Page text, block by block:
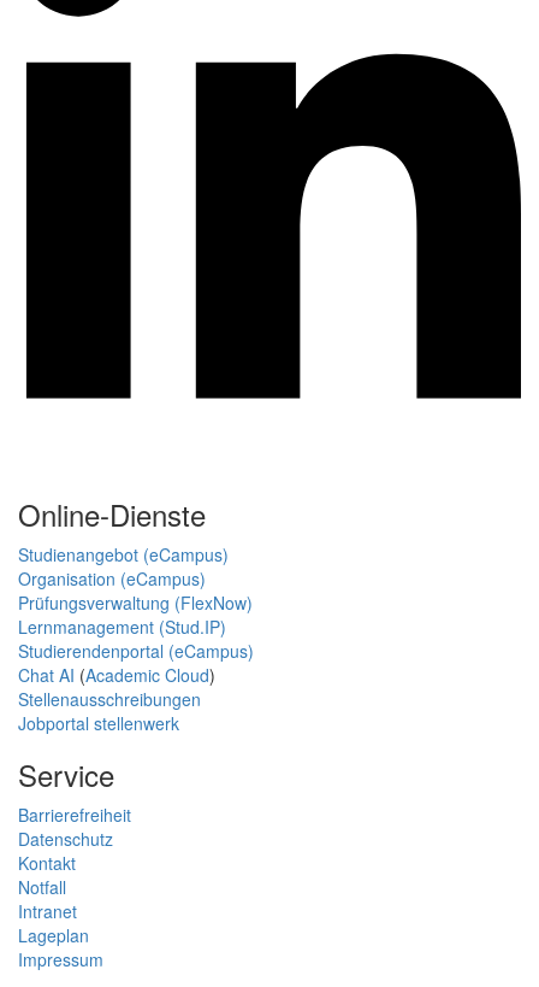
Online-Dienste
Studienangebot (eCampus)
Organisation (eCampus)
Prüfungsverwaltung (FlexNow)
Lernmanagement (Stud.IP)
Studierendenportal (eCampus)
Chat AI (Academic Cloud)
Stellenausschreibungen
Jobportal stellenwerk
Service
Barrierefreiheit
Datenschutz
Kontakt
Notfall
Intranet
Lageplan
Impressum